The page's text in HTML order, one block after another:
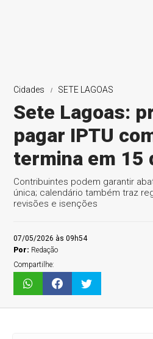
Cidades SETE LAGOAS
Sete Lagoas:
pagar IPTU
termina em 15
Contribuintes podem garantir
única; calendário também traz
revisões e isenções
07/05/2026 às 09h54
Por: Redação
Compartilhe: